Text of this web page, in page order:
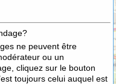
ne peuvent être
ou un
cliquez sur le bouton
toujours celui auquel est